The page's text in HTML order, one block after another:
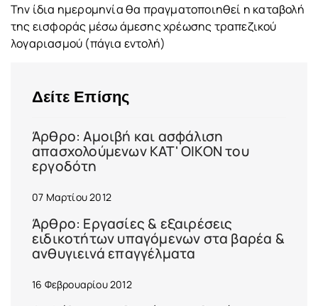
Την ίδια ημερομηνία θα πραγματοποιηθεί η καταβολή
της εισφοράς μέσω άμεσης χρέωσης τραπεζικού
λογαριασμού (πάγια εντολή)
Δείτε Επίσης
Άρθρο: Αμοιβή και ασφάλιση
απασχολούμενων ΚΑΤ' ΟΙΚΟΝ του
εργοδότη
07 Μαρτίου 2012
Άρθρο: Εργασίες & εξαιρέσεις
ειδικοτήτων υπαγόμενων στα βαρέα &
ανθυγιεινά επαγγέλματα
16 Φεβρουαρίου 2012